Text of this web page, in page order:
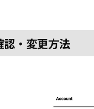
・変更方法